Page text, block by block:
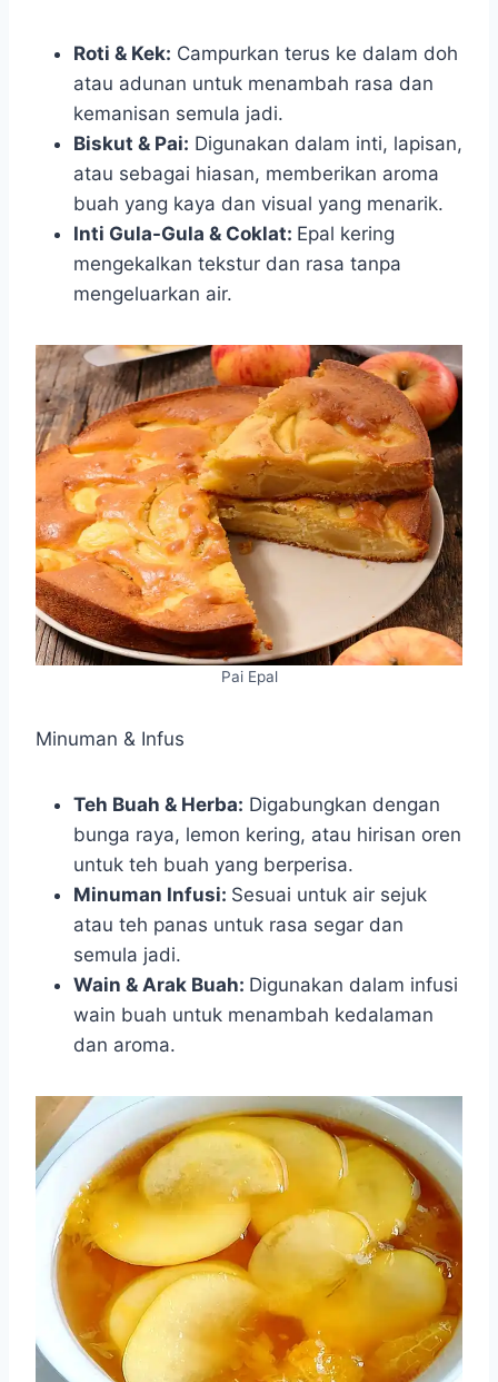
Roti & Kek: Campurkan terus ke dalam doh
atau adunan untuk menambah rasa dan
kemanisan semula jadi.
Biskut & Pai: Digunakan dalam inti, lapisan,
atau sebagai hiasan, memberikan aroma
buah yang kaya dan visual yang menarik.
Inti Gula-Gula & Coklat: Epal kering
mengekalkan tekstur dan rasa tanpa
mengeluarkan air.
Pai Epal
Minuman & Infus
Teh Buah & Herba: Digabungkan dengan
bunga raya, lemon kering, atau hirisan oren
untuk teh buah yang berperisa.
Minuman Infusi: Sesuai untuk air sejuk
atau teh panas untuk rasa segar dan
semula jadi.
Wain & Arak Buah: Digunakan dalam infusi
wain buah untuk menambah kedalaman
dan aroma.